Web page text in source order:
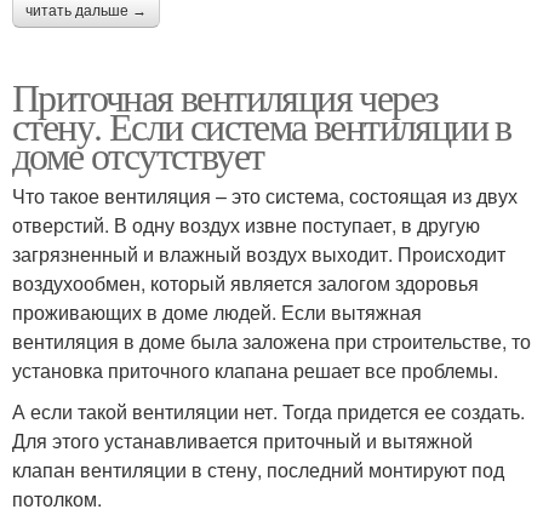
читать дальше →
Приточная вентиляция через
стену. Если система вентиляции в
доме отсутствует
Что такое вентиляция – это система, состоящая из двух
отверстий. В одну воздух извне поступает, в другую
загрязненный и влажный воздух выходит. Происходит
воздухообмен, который является залогом здоровья
проживающих в доме людей. Если вытяжная
вентиляция в доме была заложена при строительстве, то
установка приточного клапана решает все проблемы.
А если такой вентиляции нет. Тогда придется ее создать.
Для этого устанавливается приточный и вытяжной
клапан вентиляции в стену, последний монтируют под
потолком.